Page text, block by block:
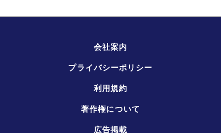
会社案内
プライバシーポリシー
利用規約
著作権について
広告掲載